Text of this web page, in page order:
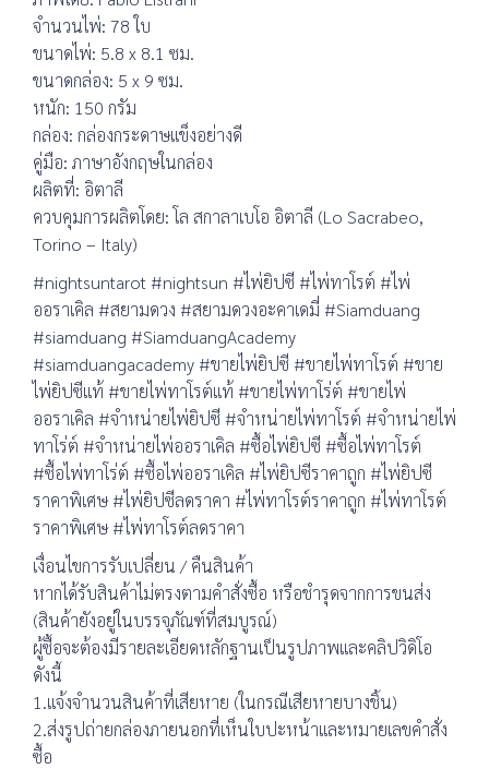
จำนวนไพ่: 78 ใบ
ขนาดไพ่: 5.8 x 8.1 ซม.
ขนาดกล่อง: 5 x 9 ซม.
หนัก: 150 กรัม
กล่อง: กล่องกระดาษแข็งอย่างดี
คู่มือ: ภาษาอังกฤษในกล่อง
ผลิตที่: อิตาลี
ควบคุมการผลิตโดย: โล สกาลาเบโอ อิตาลี (Lo Sacrabeo,
Torino – Italy)
#nightsuntarot #nightsun #ไพ่ยิปซี #ไพ่ทาโรต์ #ไพ่
ออราเคิล #สยามดวง #สยามดวงอะคาเดมี่ #Siamduang
#siamduang #SiamduangAcademy
#siamduangacademy #ขายไพ่ยิปซี #ขายไพ่ทาโรต์ #ขาย
ไพ่ยิปซีแท้ #ขายไพ่ทาโรต์แท้ #ขายไพ่ทาโร่ต์ #ขายไพ่
ออราเคิล #จำหน่ายไพ่ยิปซี #จำหน่ายไพ่ทาโรต์ #จำหน่ายไพ่
ทาโร่ต์ #จำหน่ายไพ่ออราเคิล #ซื้อไพ่ยิปซี #ซื้อไพ่ทาโรต์
#ซื้อไพ่ทาโร่ต์ #ซื้อไพ่ออราเคิล #ไพ่ยิปซีราคาถูก #ไพ่ยิปซี
ราคาพิเศษ #ไพ่ยิปซีลดราคา #ไพ่ทาโรต์ราคาถูก #ไพ่ทาโรต์
ราคาพิเศษ #ไพ่ทาโรต์ลดราคา
เงื่อนไขการรับเปลี่ยน / คืนสินค้า
หากได้รับสินค้าไม่ตรงตามคำสั่งซื้อ หรือชำรุดจากการขนส่ง
(สินค้ายังอยู่ในบรรจุภัณฑ์ที่สมบูรณ์)
ผู้ซื้อจะต้องมีรายละเอียดหลักฐานเป็นรูปภาพและคลิปวิดิโอ
ดังนี้
1.แจ้งจำนวนสินค้าที่เสียหาย (ในกรณีเสียหายบางชิ้น)
2.ส่งรูปถ่ายกล่องภายนอกที่เห็นใบปะหน้าและหมายเลขคำสั่ง
ซื้อ